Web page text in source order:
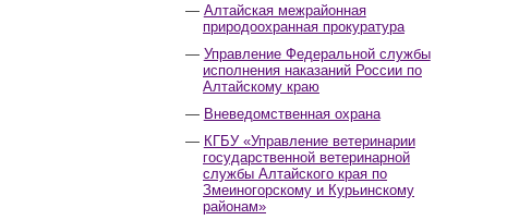
Алтайская межрайонная
природоохранная прокуратура
Управление Федеральной службы
исполнения наказаний России по
Алтайскому краю
Вневедомственная охрана
КГБУ «Управление ветеринарии
государственной ветеринарной
службы Алтайского края по
Змеиногорскому и Курьинскому
районам»